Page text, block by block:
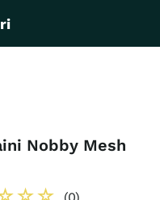
Nobby Mesh
(0)